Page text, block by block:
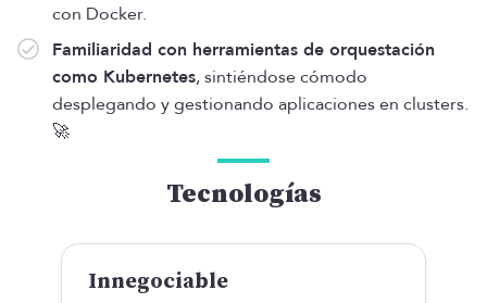
con Docker.
Familiaridad con herramientas de orquestación
como Kubernetes, sintiéndose cómodo
desplegando y gestionando aplicaciones en clusters.
🚀
Tecnologías
Innegociable